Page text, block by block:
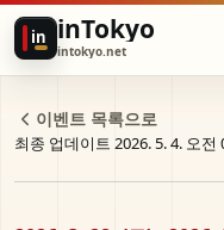
in inTokyo
intokyo.net
이벤트 목록으로
최종 업데이트 2026. 5. 4. 오전